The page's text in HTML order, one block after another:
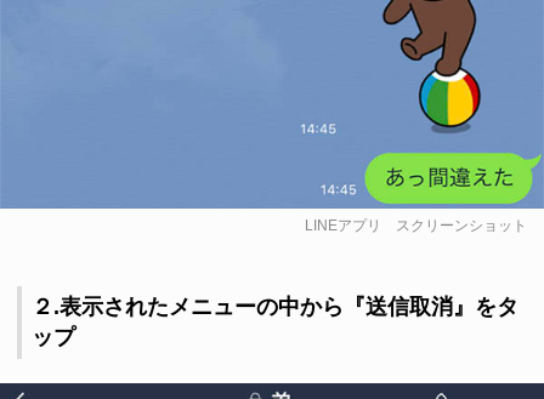
LINEアプリ スクリーンショット
２.表示されたメニューの中から『送信取消』をタ
ップ